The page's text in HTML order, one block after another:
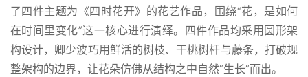
了四件主题为《四时花开》的花艺作品，围绕“花，是如何
在时间里变化”这一核心进行演绎。四件作品均采用圆形架
构设计，卿少波巧用鲜活的树枝、干桃树杆与藤条，打破规
整架构的边界，让花朵仿佛从结构之中自然“生长”而出。